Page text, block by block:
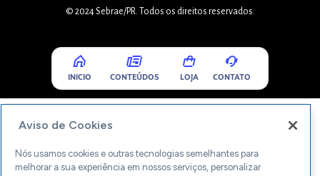
© 2024 Sebrae/PR. Todos os direitos reservados.
INICIO CONTEÚDOS LOJA CONTATO
Aviso de Cookies
Nós usamos cookies e outras tecnologias semelhantes para
melhorar a sua experiência em nossos serviços, personalizar